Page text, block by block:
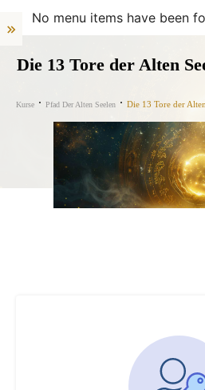
No menu items have been
Die 13 Tore der Alten
Kurse Pfad Der Alten Seelen Die 13 Tore der